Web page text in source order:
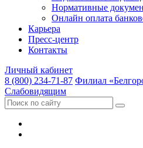
Нормативные
Онлайн оплата
Карьера
Пресс-центр
Контакты
Личный кабинет
8 (800) 234-71-87 Филиал
Слабовидящим